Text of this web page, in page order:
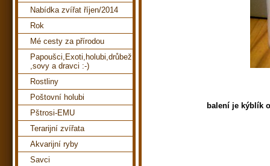
balení je
Nabídka zvířat říjen/2014
Rok
Mé cesty za přírodou
Papoušci,Exoti,holubi,drůbež
,sovy a dravci :-)
Rostliny
Poštovní holubi
Pštrosi-EMU
Terarijní zvířata
Akvarijní ryby
Savci